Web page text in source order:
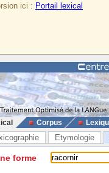
ici : Portail lexical
Corpus
Etymologie
forme